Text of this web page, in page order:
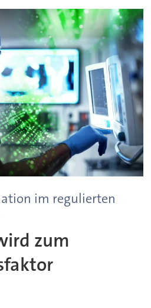
im regulierten
zum